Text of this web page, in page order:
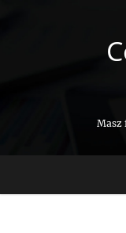
Masz